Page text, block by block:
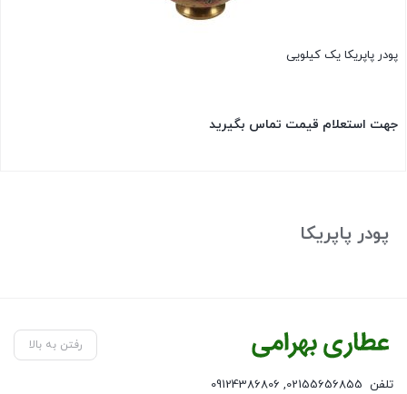
پودر پاپریکا یک کیلویی
جهت استعلام قیمت تماس بگیرید
پودر پاپریکا
رفتن به بالا
تلفن 02155656855
,
09124386806